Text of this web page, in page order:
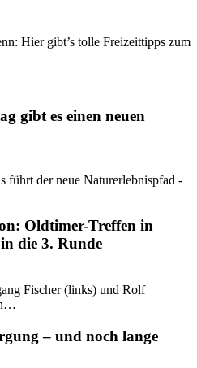
Hier gibt’s tolle Freizeittipps zum
gibt es einen neuen
führt der neue Naturerlebnispfad -
Oldtimer-Treffen in
die 3. Runde
Fischer (links) und Rolf
– und noch lange